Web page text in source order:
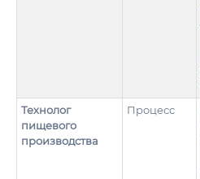
Технолог
пищевого
производства
Процесс